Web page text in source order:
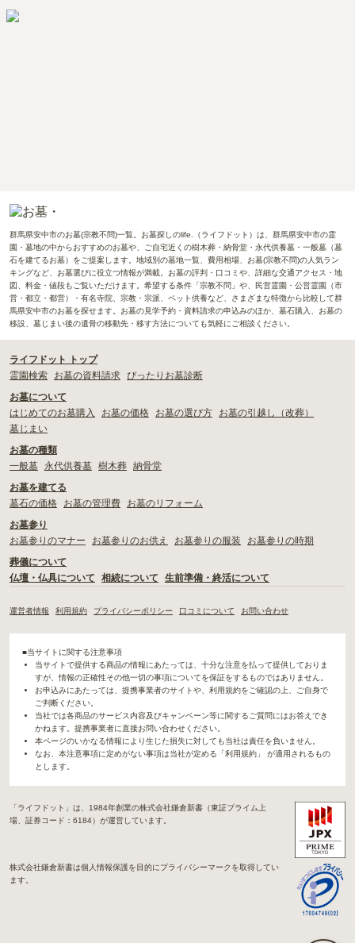
群馬県安中市のお墓(宗教不問)一覧。お墓探しのlife.（ライフドット）は、群馬県安中市の霊
園・墓地の中からおすすめのお墓や、ご自宅近くの樹木葬・納骨堂・永代供養墓・一般墓（墓
石を建てるお墓）をご提案します。地域別の墓地一覧、費用相場、お墓(宗教不問)の人気ラン
キングなど、お墓選びに役立つ情報が満載。お墓の評判・口コミや、詳細な交通アクセス・地
図、料金・値段もご覧いただけます。希望する条件「宗教不問」や、民営霊園・公営霊園（市
営・都立・都営）・有名寺院、宗教・宗派、ペット供養など、さまざまな特徴から比較して群
馬県安中市のお墓を探せます。お墓の見学予約・資料請求の申込みのほか、墓石購入、お墓の
移設、墓じまい後の遺骨の移動先・移す方法についても気軽にご相談ください。
ライフドット トップ
霊園検索
お墓の資料請求 ぴったりお墓診断
お墓について
はじめてのお墓購入
お墓の価格 お墓の選び方
お墓の引越し（改葬）
墓じまい
お墓の種類
一般墓
永代供養墓 樹木葬 納骨堂
お墓を建てる
墓石の価格
お墓の管理費
お墓のリフォーム
お墓参り
お墓参りのマナー
お墓参りのお供え お墓参りの服装
お墓参りの時期
葬儀について
仏壇・仏具について
相続について 生前準備・終活について
運営者情報 利用規約 プライバシーポリシー 口コミについて お問い合わせ
■当サイトに関する注意事項
当サイトで提供する商品の情報にあたっては、十分な注意を払って提供しておりま
すが、情報の正確性その他一切の事項についてを保証をするものではありません。
お申込みにあたっては、提携事業者のサイトや、利用規約をご確認の上、ご自身で
ご判断ください。
当社では各商品のサービス内容及びキャンペーン等に関するご質問にはお答えでき
かねます。提携事業者に直接お問い合わせください。
本ページのいかなる情報により生じた損失に対しても当社は責任を負いません。
なお、本注意事項に定めがない事項は当社が定める「利用規約」 が適用されるもの
とします。
「ライフドット」は、1984年創業の株式会社鎌倉新書（東証プライム上
場、証券コード：6184）が運営しています。
株式会社鎌倉新書は個人情報保護を目的にプライバシーマークを取得してい
ます。